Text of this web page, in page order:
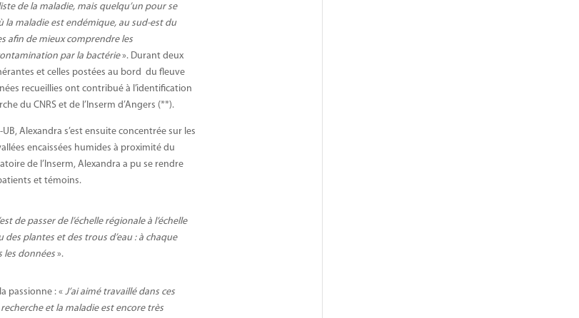
de la maladie, mais quelqu’un pour se
la maladie est endémique, au sud-est du
afin de mieux comprendre les
par la bactérie». Durant deux
et celles postées au bord du fleuve
recueillies ont contribué à l’identification
du CNRS et de l’Inserm d’Angers (**).
Alexandra s’est ensuite concentrée sur les
encaissées humides à proximité du
de l’Inserm, Alexandra a pu se rendre
et témoins.
de passer de l’échelle régionale à l’échelle
des plantes et des trous d’eau : à chaque
les données».
passionne : «J’ai aimé travaillé dans ces
et la maladie est encore très